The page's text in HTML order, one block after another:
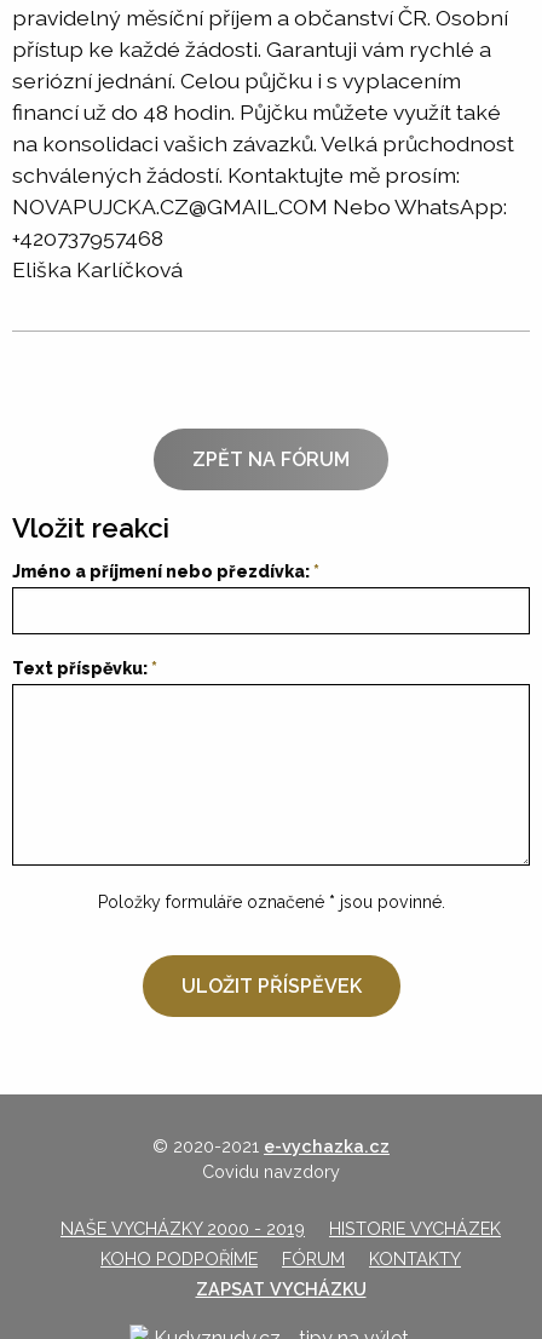
pravidelný měsíční příjem a občanství ČR. Osobní
přístup ke každé žádosti. Garantuji vám rychlé a
seriózní jednání. Celou půjčku i s vyplacením
financí už do 48 hodin. Půjčku můžete využít také
na konsolidaci vašich závazků. Velká průchodnost
schválených žádostí. Kontaktujte mě prosím:
NOVAPUJCKA.CZ@GMAIL.COM Nebo WhatsApp:
+420737957468
Eliška Karlíčková
ZPĚT NA FÓRUM
Vložit reakci
Jméno a příjmení nebo přezdívka:
Text příspěvku:
Položky formuláře označené * jsou povinné.
© 2020-2021 e-vychazka.cz
Covidu navzdory
NAŠE VYCHÁZKY 2000 - 2019
HISTORIE VYCHÁZEK
KOHO PODPOŘÍME
FÓRUM
KONTAKTY
ZAPSAT VYCHÁZKU